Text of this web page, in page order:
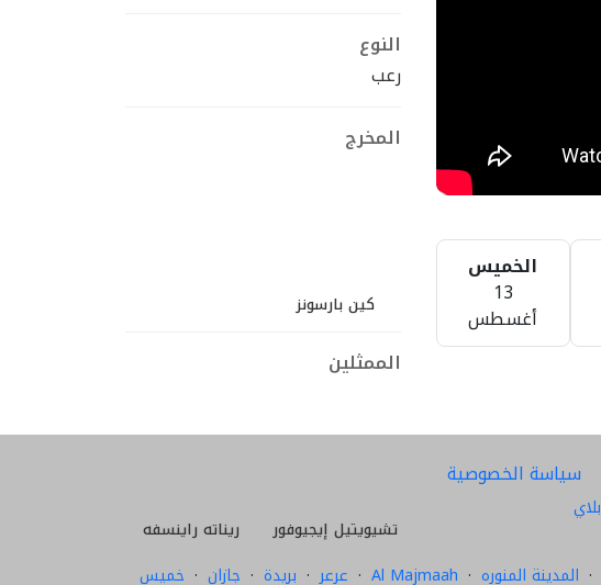
النوع
رعب
المخرج
كين بارسونز
الممثلين
تشيويتيل إيجيوفور ريناته راينسفه
الخميس
13
أغسطس
سياسة الخصوصية
بلاي
· المدينة المنوره ·
Al Majmaah
· عرعر · بريدة · جازان · خميس